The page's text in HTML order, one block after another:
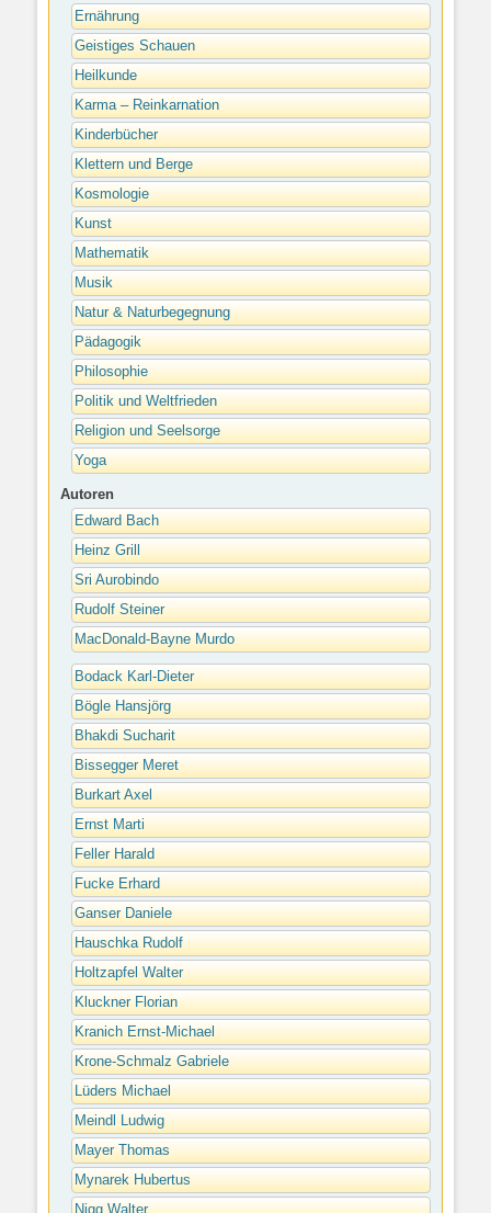
Ernährung
Geistiges Schauen
Heilkunde
Karma – Reinkarnation
Kinderbücher
Klettern und Berge
Kosmologie
Kunst
Mathematik
Musik
Natur & Naturbegegnung
Pädagogik
Philosophie
Politik und Weltfrieden
Religion und Seelsorge
Yoga
Autoren
Edward Bach
Heinz Grill
Sri Aurobindo
Rudolf Steiner
MacDonald-Bayne Murdo
Bodack Karl-Dieter
Bögle Hansjörg
Bhakdi Sucharit
Bissegger Meret
Burkart Axel
Ernst Marti
Feller Harald
Fucke Erhard
Ganser Daniele
Hauschka Rudolf
Holtzapfel Walter
Kluckner Florian
Kranich Ernst-Michael
Krone-Schmalz Gabriele
Lüders Michael
Meindl Ludwig
Mayer Thomas
Mynarek Hubertus
Nigg Walter